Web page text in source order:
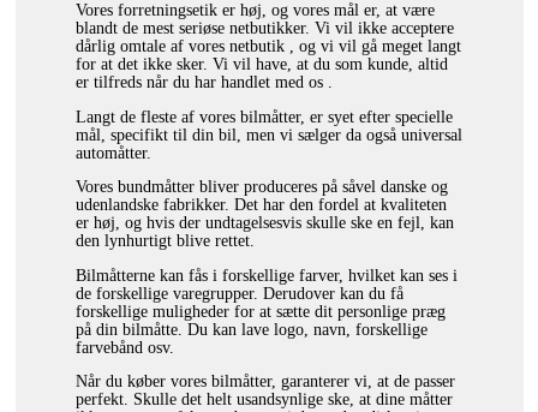
Vores forretningsetik er høj, og vores mål er, at være
blandt de mest seriøse netbutikker. Vi vil ikke acceptere
dårlig omtale af vores netbutik , og vi vil gå meget langt
for at det ikke sker. Vi vil have, at du som kunde, altid
er tilfreds når du har handlet med os .
Langt de fleste af vores bilmåtter, er syet efter specielle
mål, specifikt til din bil, men vi sælger da også universal
automåtter.
Vores bundmåtter bliver produceres på såvel danske og
udenlandske fabrikker. Det har den fordel at kvaliteten
er høj, og hvis der undtagelsesvis skulle ske en fejl, kan
den lynhurtigt blive rettet.
Bilmåtterne kan fås i forskellige farver, hvilket kan ses i
de forskellige varegrupper. Derudover kan du få
forskellige muligheder for at sætte dit personlige præg
på din bilmåtte. Du kan lave logo, navn, forskellige
farvebånd osv.
Når du køber vores bilmåtter, garanterer vi, at de passer
perfekt. Skulle det helt usandsynlige ske, at dine måtter